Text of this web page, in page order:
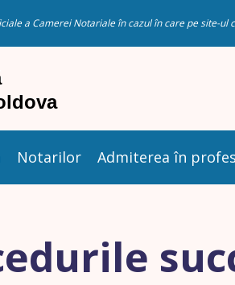
a Camerei Notariale în cazul în care pe site-
Notarilor Admiterea în